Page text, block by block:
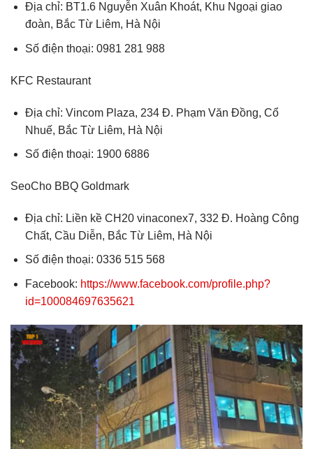
Địa chỉ: BT1.6 Nguyễn Xuân Khoát, Khu Ngoại giao
đoàn, Bắc Từ Liêm, Hà Nội
Số điện thoại: 0981 281 988
KFC Restaurant
Địa chỉ: Vincom Plaza, 234 Đ. Phạm Văn Đồng, Cổ
Nhuế, Bắc Từ Liêm, Hà Nội
Số điện thoại: 1900 6886
SeoCho BBQ Goldmark
Địa chỉ: Liền kề CH20 vinaconex7, 332 Đ. Hoàng Công
Chất, Cầu Diễn, Bắc Từ Liêm, Hà Nội
Số điện thoại: 0336 515 568
Facebook: https://www.facebook.com/profile.php?
id=100084697635621